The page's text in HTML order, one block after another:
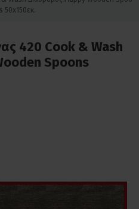
50x150εκ.
420 Cook & Wash
Spoons